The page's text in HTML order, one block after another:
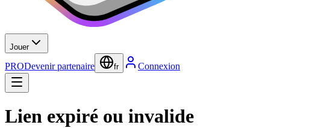
Jouer
PRODevenir partenaire fr Connexion
Lien expiré ou invalide